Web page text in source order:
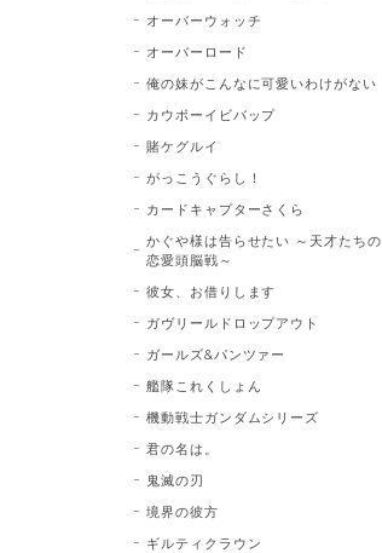
オーバーウォッチ
オーバーロード
俺の妹がこんなに可愛いわけがない
カウボーイビバップ
賭ケグルイ
がっこうぐらし！
カードキャプターさくら
かぐや様は告らせたい ～天才たちの
恋愛頭脳戦～
彼女、お借りします
ガヴリールドロップアウト
ガールズ&パンツァー
艦隊これくしょん
機動戦士ガンダムシリーズ
君の名は。
鬼滅の刃
境界の彼方
ギルティクラウン